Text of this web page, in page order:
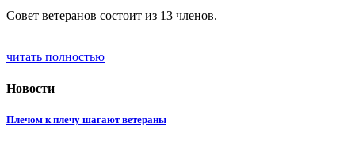
Совет ветеранов состоит из 13 членов.
читать полностью
Новости
Плечом к плечу шагают ветераны